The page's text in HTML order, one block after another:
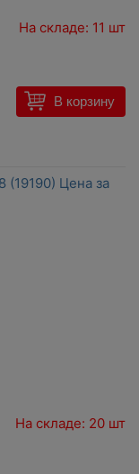
На складе: 11 шт
В корзину
(19190) Цена за
На складе: 20 шт